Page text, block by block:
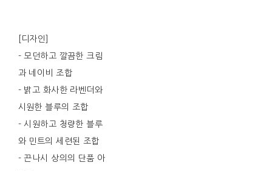
[디자인]
- 모던하고 깔끔한 크림
과 네이비 조합
- 밝고 화사한 라벤더와
시원한 블루의 조합
- 시원하고 청량한 블루
와 민트의 세련된 조합
- 끈나시 상의의 단품 아